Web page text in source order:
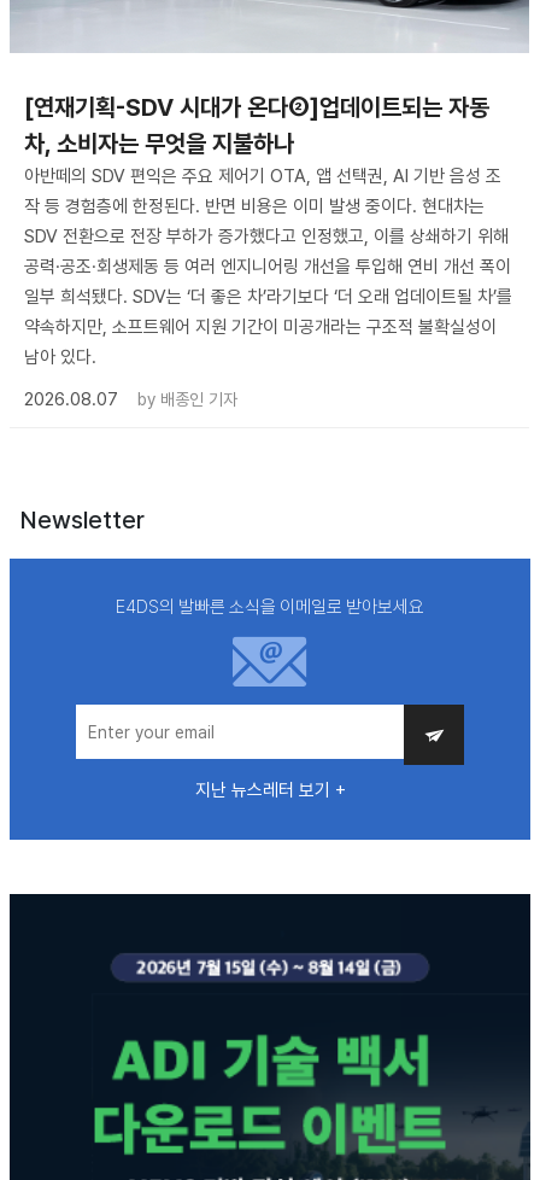
[연재기획-SDV 시대가 온다②]업데이트되는 자동
차, 소비자는 무엇을 지불하나
아반떼의 SDV 편익은 주요 제어기 OTA, 앱 선택권, AI 기반 음성 조
작 등 경험층에 한정된다. 반면 비용은 이미 발생 중이다. 현대차는
SDV 전환으로 전장 부하가 증가했다고 인정했고, 이를 상쇄하기 위해
공력·공조·회생제동 등 여러 엔지니어링 개선을 투입해 연비 개선 폭이
일부 희석됐다. SDV는 ‘더 좋은 차’라기보다 ‘더 오래 업데이트될 차’를
약속하지만, 소프트웨어 지원 기간이 미공개라는 구조적 불확실성이
남아 있다.
2026.08.07
by 배종인 기자
Newsletter
E4DS의 발빠른 소식을 이메일로 받아보세요
지난 뉴스레터 보기 +